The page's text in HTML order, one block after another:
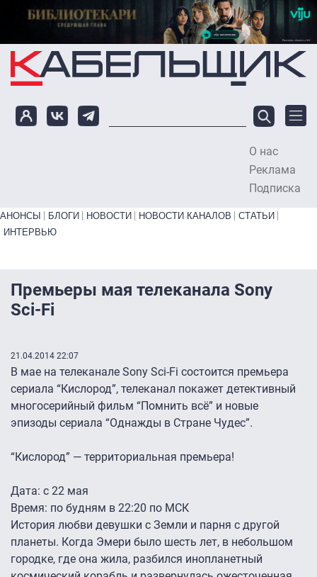
Перейти к основному содержанию
О нас
Реклама
Подписка
Primary links bottom
АНОНСЫ БЛОГИ НОВОСТИ НОВОСТИ КАНАЛОВ
СТАТЬИ
ИНТЕРВЬЮ
Премьеры мая телеканала Sony
Sci-Fi
21.04.2014 22:07
В мае на телеканале Sony Sci-Fi состоится премьера
сериала “Кислород”, телеканал покажет детективный
многосерийный фильм “Помнить всё” и новые
эпизоды сериала “Однажды в Стране Чудес”.
“Кислород” — территориальная премьера!
Дата: с 22 мая
Время: по будням в 22:20 по МСК
История любви девушки с Земли и парня с другой
планеты. Когда Эмери было шесть лет, в небольшом
городке, где она жила, разбился инопланетный